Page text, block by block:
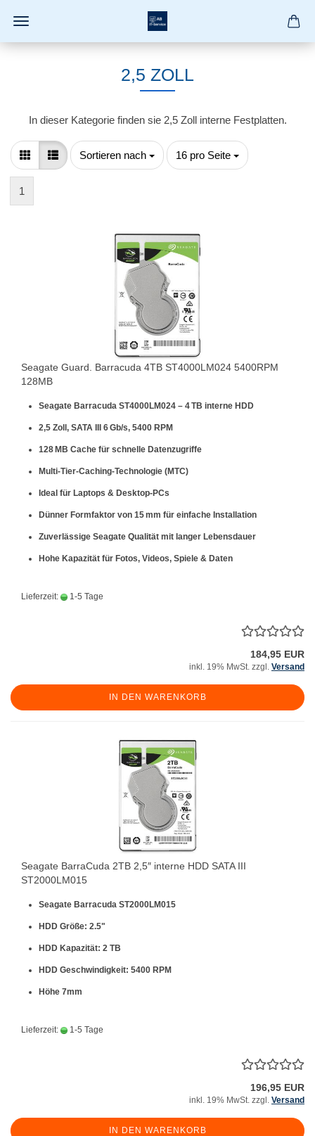
2,5 ZOLL
In dieser Kategorie finden sie 2,5 Zoll interne Festplatten.
Sortieren nach
Sortieren nach 16 pro Seite
pro Seite
1
Seagate Guard. Barracuda 4TB ST4000LM024 5400RPM
128MB
Seagate Barracuda ST4000LM024 – 4 TB interne HDD
2,5 Zoll, SATA III 6 Gb/s, 5400 RPM
128 MB Cache für schnelle Datenzugriffe
Multi-Tier-Caching-Technologie (MTC)
Ideal für Laptops & Desktop-PCs
Dünner Formfaktor von 15 mm für einfache Installation
Zuverlässige Seagate Qualität mit langer Lebensdauer
Hohe Kapazität für Fotos, Videos, Spiele & Daten
Lieferzeit: 1-5 Tage
184,95 EUR
inkl. 19% MwSt. zzgl. Versand
IN DEN WARENKORB
Seagate BarraCuda 2TB 2,5″ interne HDD SATA III
ST2000LM015
Seagate Barracuda ST2000LM015
HDD Größe: 2.5"
HDD Kapazität: 2 TB
HDD Geschwindigkeit: 5400 RPM
Höhe 7mm
Lieferzeit: 1-5 Tage
196,95 EUR
inkl. 19% MwSt. zzgl. Versand
IN DEN WARENKORB